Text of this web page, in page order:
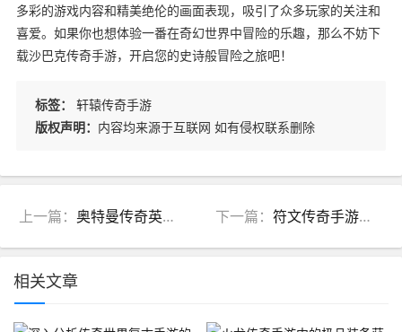
多彩的游戏内容和精美绝伦的画面表现，吸引了众多玩家的关注和
喜爱。如果你也想体验一番在奇幻世界中冒险的乐趣，那么不妨下
载沙巴克传奇手游，开启您的史诗般冒险之旅吧！
标签：
轩辕传奇手游
版权声明： 内容均来源于互联网 如有侵权联系删除
上一篇： 奥特曼传奇英雄手游(奥特曼传奇英雄手游下载) 下一篇：符文传奇手游发布网新开服(传奇手游发布网推荐)
相关文章